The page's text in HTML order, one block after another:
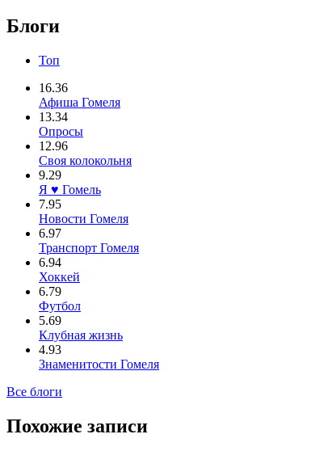
Блоги
Топ
16.36
Афиша Гомеля
13.34
Опросы
12.96
Своя колокольня
9.29
Я ♥ Гомель
7.95
Новости Гомеля
6.97
Транспорт Гомеля
6.94
Хоккей
6.79
Футбол
5.69
Клубная жизнь
4.93
Знаменитости Гомеля
Все блоги
Похожие записи